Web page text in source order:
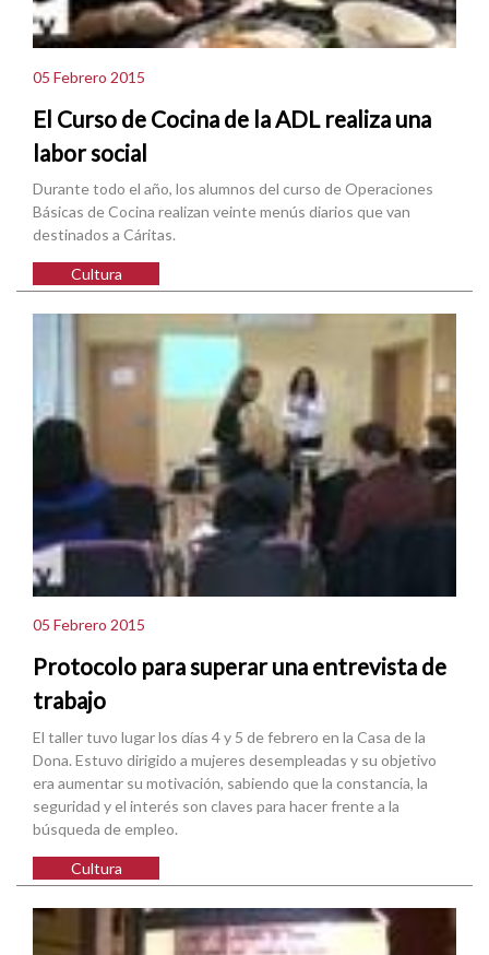
05 Febrero 2015
El Curso de Cocina de la ADL realiza una
labor social
Durante todo el año, los alumnos del curso de Operaciones
Básicas de Cocina realizan veinte menús diarios que van
destinados a Cáritas.
Cultura
05 Febrero 2015
Protocolo para superar una entrevista de
trabajo
El taller tuvo lugar los días 4 y 5 de febrero en la Casa de la
Dona. Estuvo dirigido a mujeres desempleadas y su objetivo
era aumentar su motivación, sabiendo que la constancia, la
seguridad y el interés son claves para hacer frente a la
búsqueda de empleo.
Cultura